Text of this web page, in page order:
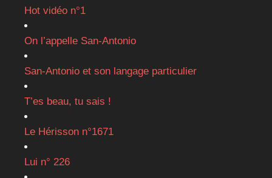
Hot vidéo n°1
On l’appelle San-Antonio
San-Antonio et son langage particulier
T’es beau, tu sais !
Le Hérisson n°1671
Lui n° 226